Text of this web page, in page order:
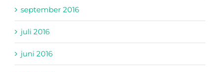
september 2016
juli 2016
juni 2016